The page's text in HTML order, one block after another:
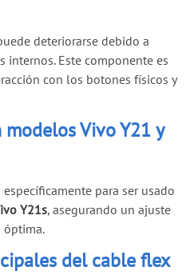
deteriorarse debido a
internos. Este componente es
con los botones físicos y
Vivo Y21 y
para ser usado
Y21s, asegurando un ajuste
óptima.
del cable flex